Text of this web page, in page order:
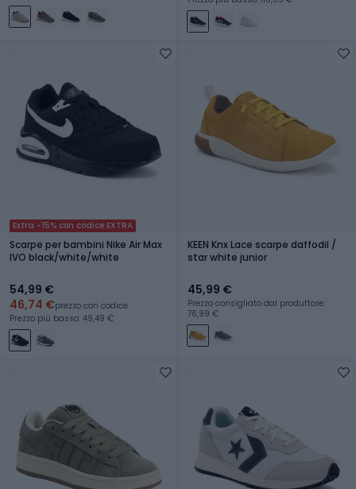
Extra -15% con codice EXTRA
Scarpe per bambini Nike Air Max
IVO black/white/white
54,99 €
46,74 €prezzo con codice
Prezzo più basso: 49,49 €
KEEN Knx Lace scarpe daffodil /
star white junior
45,99 €
Prezzo consigliato dal produttore:
76,99 €